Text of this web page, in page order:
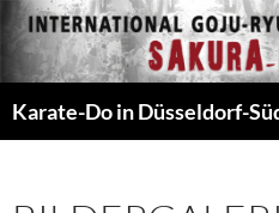
Zum
Inhalt
springen
Karate-Do in Düsseldorf-